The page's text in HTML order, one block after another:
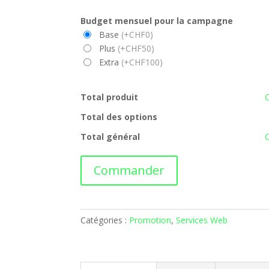
Budget mensuel pour la campagne
Base (+CHF0)
Plus (+CHF50)
Extra (+CHF100)
Total produit
Total des options
Total général
Campagne
Commander
Catégories : Promotion,Services Web